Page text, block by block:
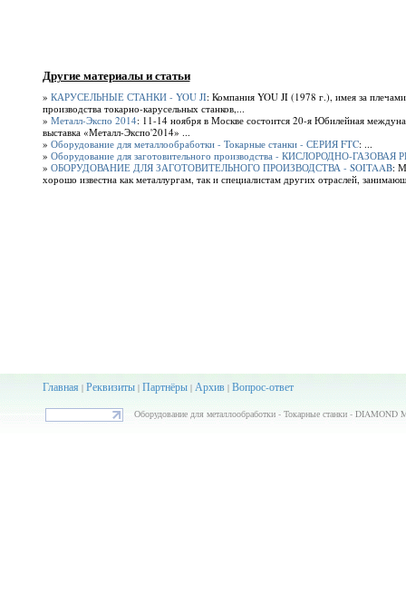
Другие материалы и статьи
» КАРУСЕЛЬНЫЕ СТАНКИ - YOU JI: Компания YOU JI (1978 г.), имея за
производства токарно-карусельных станков,...
» Металл-Экспо 2014: 11-14 ноября в Москве состоится 20-я Юбилейная
выставка «Металл-Экспо'2014» ...
» Оборудование для металлообработки - Токарные станки - СЕРИЯ FTC: ...
» Оборудование для заготовительного производства - КИСЛОРОДНО-ГАЗОВАЯ
» ОБОРУДОВАНИЕ ДЛЯ ЗАГОТОВИТЕЛЬНОГО ПРОИЗВОДСТВА - SOITAAB:
хорошо известна как металлургам, так и специалистам других отраслей,
Главная| Реквизиты| Партнёры| Архив| Вопрос-ответ
Оборудование для металлообработки - Токарные станки - DIAMOND